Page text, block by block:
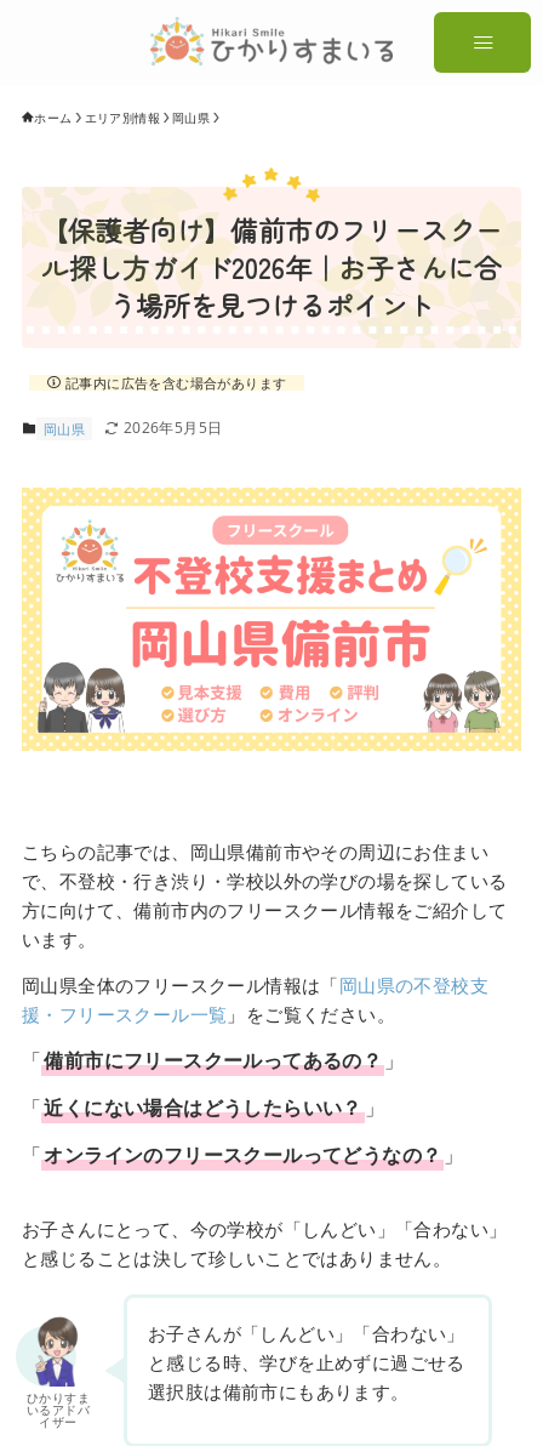
ホーム エリア別情報 岡山県
【保護者向け】備前市のフリースクー
ル探し方ガイド2026年｜お子さんに合
う場所を見つけるポイント
記事内に広告を含む場合があります
岡山県 2026年5月5日
こちらの記事では、岡山県備前市やその周辺にお住まい
で、不登校・行き渋り・学校以外の学びの場を探している
方に向けて、備前市内のフリースクール情報をご紹介して
います。
岡山県全体のフリースクール情報は「岡山県の不登校支
援・フリースクール一覧 」をご覧ください。
「備前市にフリースクールってあるの？ 」
「近くにない場合はどうしたらいい？」
「オンラインのフリースクールってどうなの？ 」
お子さんにとって、今の学校が「しんどい」「合わない」
と感じることは決して珍しいことではありません。
ひかりすま
いるアドバ
イザー
お子さんが「しんどい」「合わない」
と感じる時、学びを止めずに過ごせる
選択肢は備前市にもあります。